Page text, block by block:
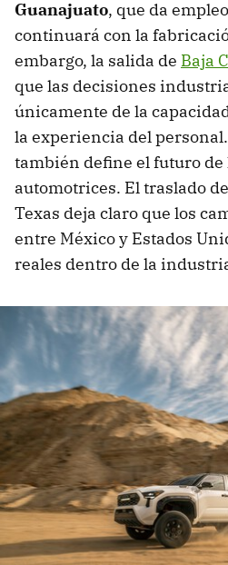
Guanajuato, que da
continuará con la
embargo, la salida de Baja
que las decisiones
únicamente de la
la experiencia del
también define el futuro de
automotrices. El traslado
Texas deja claro que los
entre México y Estados
reales dentro de la